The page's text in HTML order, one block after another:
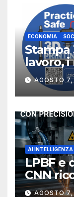
ECONOMIA
Stampa
lavoro, i
NIOSH
AGOSTO
AI
LPBF e
CNN
delAGOSTO